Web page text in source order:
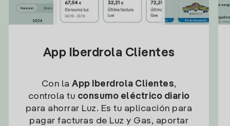
App Iberdrola Clientes
Con la App Iberdrola Clientes,
controla tu consumo eléctrico diario
para ahorrar Luz. Es tu aplicación para
pagar facturas de Luz y Gas, aportar